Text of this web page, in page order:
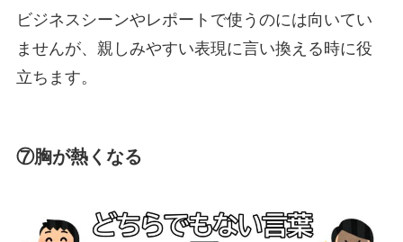
ビジネスシーンやレポートで使うのには向いてい
ませんが、親しみやすい表現に言い換える時に役
立ちます。
⑦胸が熱くなる